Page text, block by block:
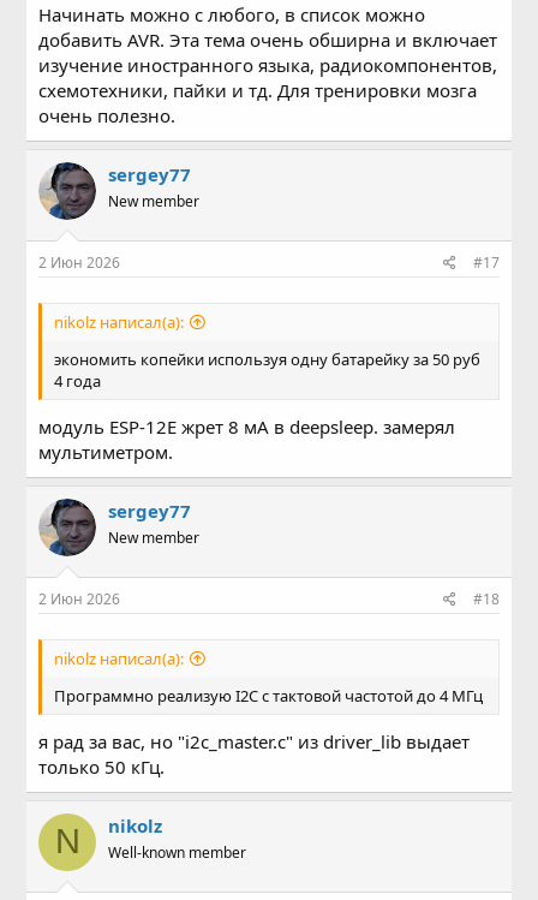
Начинать можно с любого, в список можно
добавить AVR. Эта тема очень обширна и включает
изучение иностранного языка, радиокомпонентов,
схемотехники, пайки и тд. Для тренировки мозга
очень полезно.
sergey77
New member
2 Июн 2026 #17
nikolz написал(а):
экономить копейки используя одну батарейку за 50 руб
4 года
модуль ESP-12E жрет 8 мА в deepsleep. замерял
мультиметром.
sergey77
New member
2 Июн 2026 #18
nikolz написал(а):
Программно реализую I2C с тактовой частотой до 4 МГц
я рад за вас, но "i2c_master.c" из driver_lib выдает
только 50 кГц.
N nikolz
Well-known member